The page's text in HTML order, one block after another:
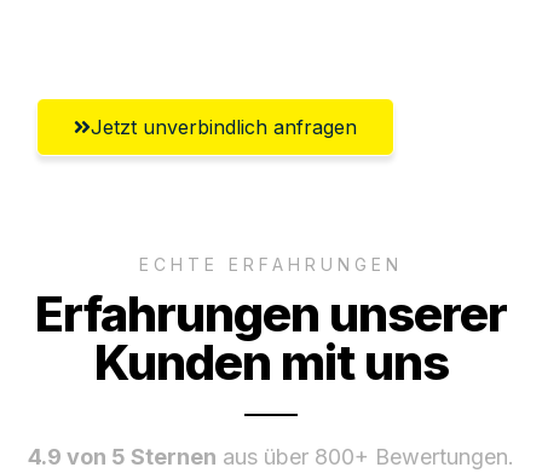
Jetzt unverbindlich anfragen
ECHTE ERFAHRUNGEN
Erfahrungen unserer
Kunden mit uns
4.9 von 5 Sternen aus über 800+ Bewertungen.